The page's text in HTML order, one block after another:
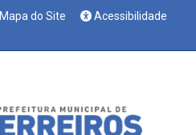
Mapa do Site
Acessibilidade